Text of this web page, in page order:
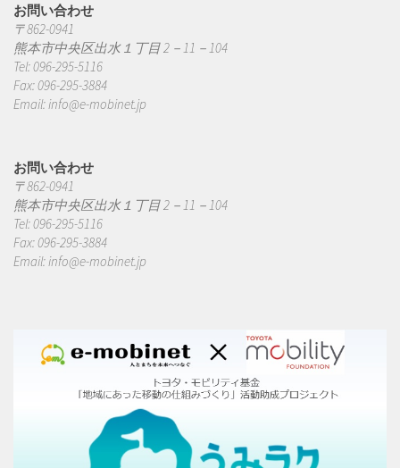
お問い合わせ
〒862-0941
熊本市中央区出水１丁目 2－11－104
Tel: 096-295-5116
Fax: 096-295-3884
Email: info@e-mobinet.jp
お問い合わせ
〒862-0941
熊本市中央区出水１丁目 2－11－104
Tel: 096-295-5116
Fax: 096-295-3884
Email: info@e-mobinet.jp